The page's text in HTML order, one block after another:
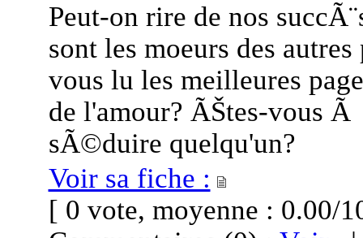
Peut-on rire de nos
sont les moeurs des
vous lu les meilleures
de l'amour? ÃŠtes-vous
sÃ©duire quelqu'un?
Voir sa fiche :
[ 0 vote, moyenne :